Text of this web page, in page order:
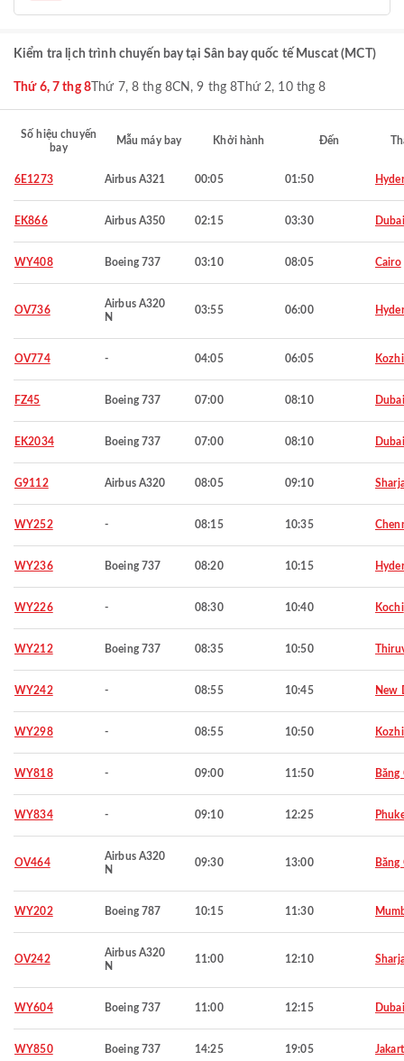
Kiểm tra lịch trình chuyến bay tại Sân bay quốc tế Muscat (MCT)
Thứ 6, 7 thg 8Thứ 7, 8 thg 8CN, 9 thg 8 Thứ 2, 10 thg 8
Số hiệu chuyến
bay
Mẫu máy bay Khởi hành Đến
6E1273 Airbus A321 00:05 01:50
EK866 Airbus A350 02:15 03:30 Dubai
WY408 Boeing 737 03:10 08:05 Cairo
OV736
Airbus A320
N
03:55 06:00
OV774 - 04:05 06:05
FZ45 Boeing 737 07:00 08:10 Dubai
EK2034 Boeing 737 07:00 08:10 Dubai
G9112 Airbus A320 08:05 09:10
WY252 - 08:15 10:35
WY236 Boeing 737 08:20 10:15
WY226 - 08:30 10:40 Kochi
WY212 Boeing 737 08:35 10:50
WY242 - 08:55 10:45 New
WY298 - 08:55 10:50
WY818 - 09:00 11:50 Băng
WY834 - 09:10 12:25
OV464
Airbus A320
N
09:30 13:00 Băng
WY202 Boeing 787 10:15 11:30
OV242
Airbus A320
N
11:00 12:10
WY604 Boeing 737 11:00 12:15 Dubai
WY850 Boeing 737 14:25 19:05